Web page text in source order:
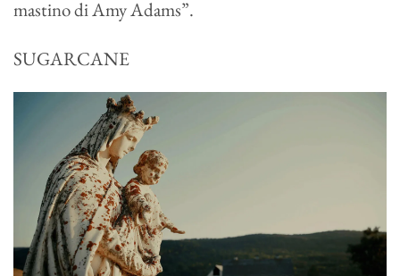
mastino di Amy Adams”.
SUGARCANE